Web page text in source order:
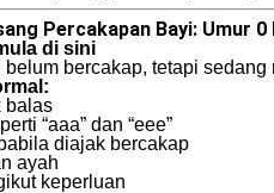
Percakapan Bayi: Umur 0
di sini
bercakap, tetapi
balas
“aaa” dan “eee”
diajak bercakap
ayah
keperluan